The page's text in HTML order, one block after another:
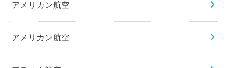
アメリカン航空
アメリカン航空